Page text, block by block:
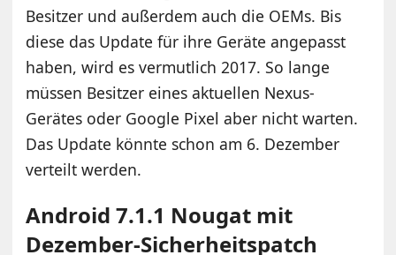
Besitzer und außerdem auch die OEMs. Bis
diese das Update für ihre Geräte angepasst
haben, wird es vermutlich 2017. So lange
müssen Besitzer eines aktuellen Nexus-
Gerätes oder Google Pixel aber nicht warten.
Das Update könnte schon am 6. Dezember
verteilt werden.
Android 7.1.1 Nougat mit
Dezember-Sicherheitspatch